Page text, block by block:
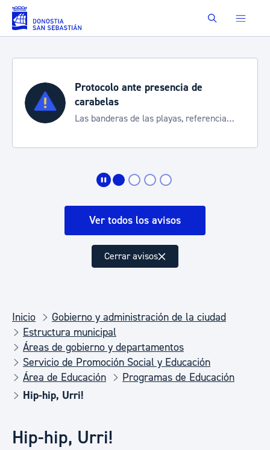
Saltar al contenido principal Buscar
Protocolo ante presencia de
carabelas
Las banderas de las playas, referencia
Ver todos los avisos
Cerrar avisos
Inicio
Gobierno y administración de la ciudad
Estructura municipal
Áreas de gobierno y departamentos
Servicio de Promoción Social y Educación
Área de Educación
Programas de Educación
Hip-hip, Urri!
Hip-hip, Urri!